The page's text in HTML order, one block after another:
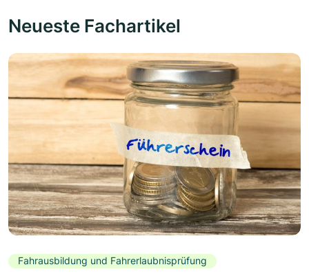
Neueste Fachartikel
Fahrausbildung und Fahrerlaubnisprüfung